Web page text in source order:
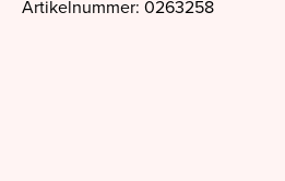
Artikelnummer: 0263258